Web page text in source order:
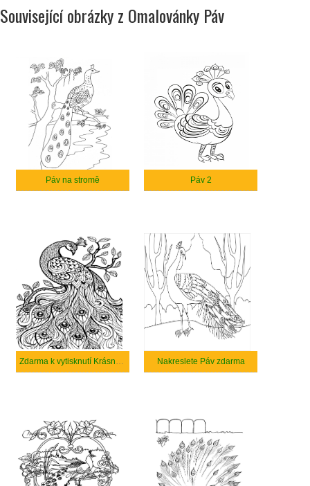
Související obrázky z Omalovánky Páv
Páv na stromě Páv 2
Zdarma k vytisknutí Krásný páv Nakreslete Páv zdarma